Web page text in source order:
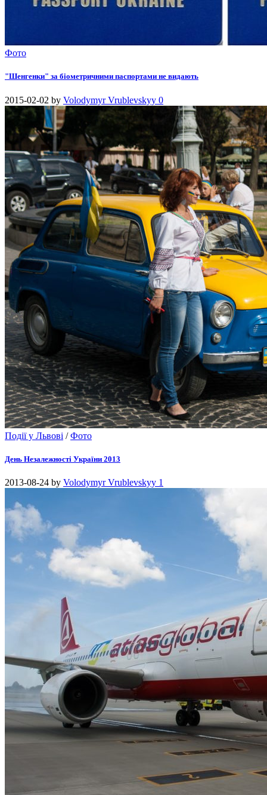
Фото
"Шенгенки" за біометричними паспортами не видають
2015-02-02 by Volodymyr Vrublevskyy 0
Події у Львові /Фото
День Незалежності України 2013
2013-08-24 by Volodymyr Vrublevskyy 1